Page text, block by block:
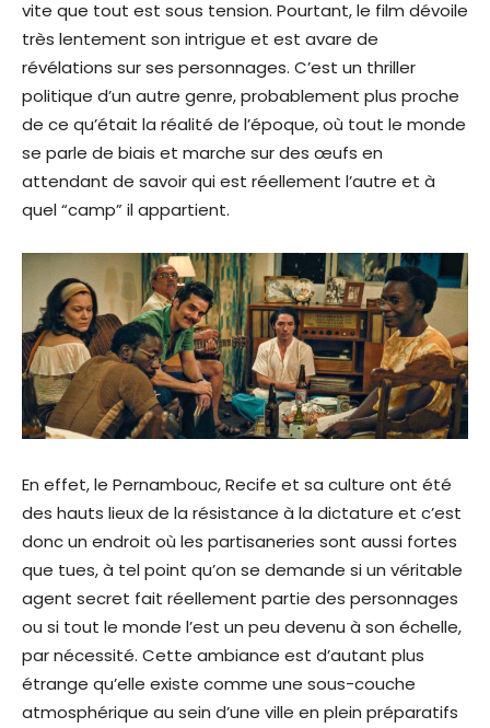
vite que tout est sous tension. Pourtant, le film dévoile
très lentement son intrigue et est avare de
révélations sur ses personnages. C’est un thriller
politique d’un autre genre, probablement plus proche
de ce qu’était la réalité de l’époque, où tout le monde
se parle de biais et marche sur des œufs en
attendant de savoir qui est réellement l’autre et à
quel “camp” il appartient.
En effet, le Pernambouc, Recife et sa culture ont été
des hauts lieux de la résistance à la dictature et c’est
donc un endroit où les partisaneries sont aussi fortes
que tues, à tel point qu’on se demande si un véritable
agent secret fait réellement partie des personnages
ou si tout le monde l’est un peu devenu à son échelle,
par nécessité. Cette ambiance est d’autant plus
étrange qu’elle existe comme une sous-couche
atmosphérique au sein d’une ville en plein préparatifs